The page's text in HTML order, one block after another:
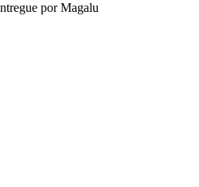
por Magalu